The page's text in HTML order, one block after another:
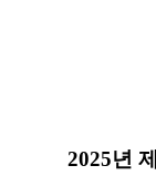
2025년